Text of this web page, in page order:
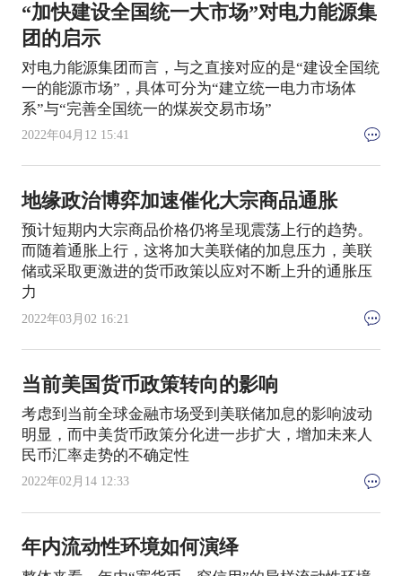
“加快建设全国统一大市场”对电力能源集
团的启示
对电力能源集团而言，与之直接对应的是“建设全国统
一的能源市场”，具体可分为“建立统一电力市场体
系”与“完善全国统一的煤炭交易市场”
2022年04月12 15:41
地缘政治博弈加速催化大宗商品通胀
预计短期内大宗商品价格仍将呈现震荡上行的趋势。
而随着通胀上行，这将加大美联储的加息压力，美联
储或采取更激进的货币政策以应对不断上升的通胀压
力
2022年03月02 16:21
当前美国货币政策转向的影响
考虑到当前全球金融市场受到美联储加息的影响波动
明显，而中美货币政策分化进一步扩大，增加未来人
民币汇率走势的不确定性
2022年02月14 12:33
年内流动性环境如何演绎